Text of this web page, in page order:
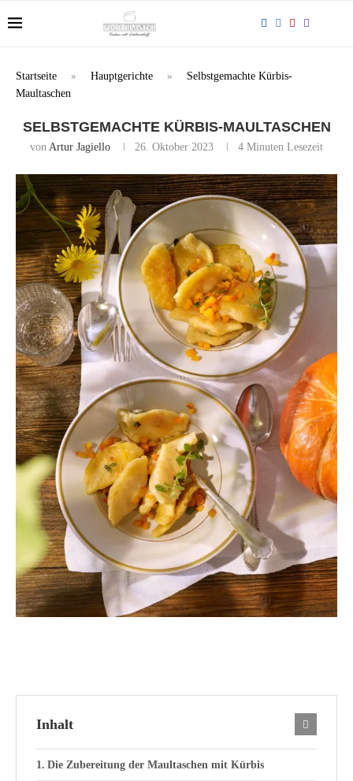
Startseite » Hauptgerichte »
Selbstgemachte Kürbis-
Maultaschen
SELBSTGEMACHTE KÜRBIS-MAULTASCHEN
von Artur Jagiello 26. Oktober 2023 4 Minuten Lesezeit
Inhalt
Die Zubereitung der Maultaschen mit Kürbis